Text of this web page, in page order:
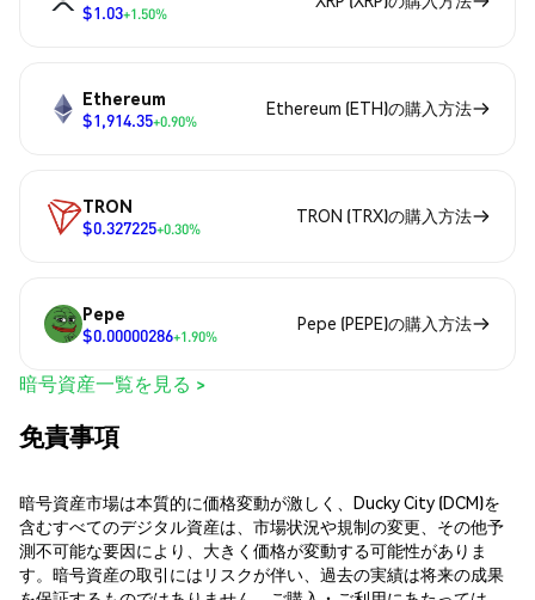
$1.03+1.50%
Ethereum
$1,914.35+0.90%
Ethereum (ETH)の購入方法
TRON
$0.327225+0.30%
TRON (TRX)の購入方法
Pepe
$0.00000286+1.90%
Pepe (PEPE)の購入方法
暗号資産一覧を見る >
免責事項
暗号資産市場は本質的に価格変動が激しく、Ducky City (DCM)を
含むすべてのデジタル資産は、市場状況や規制の変更、その他予
測不可能な要因により、大きく価格が変動する可能性がありま
す。暗号資産の取引にはリスクが伴い、過去の実績は将来の成果